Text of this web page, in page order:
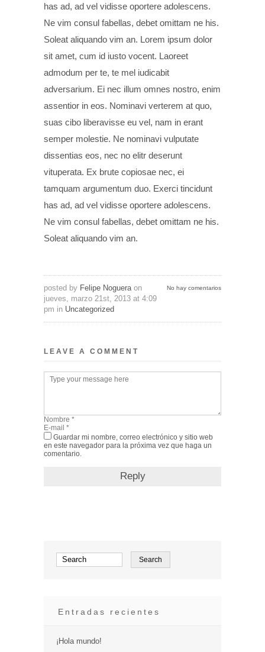
has ad, ad vel vidisse oportere adolescens.
Ne vim consul fabellas, debet omittam ne his.
Soleat aliquando vim an. Lorem ipsum dolor
sit amet, cum id iusto vocent. Laoreet
admodum per te, te mel iudicabit
adversarium. Ei nec illum omnes nostro, enim
assentior in eos. Nominavi verterem at quo,
suas cibo liberavisse eu vel, nam in erant
semper molestie. Ne nominavi vulputate
dissentias eos, nec no elitr deserunt
vituperata. Ex brute copiosae nec, ei
tamquam argumentum duo. Exerci tincidunt
has ad, ad vel vidisse oportere adolescens.
Ne vim consul fabellas, debet omittam ne his.
Soleat aliquando vim an.
No hay comentarios
posted by Felipe Noguera on
jueves, marzo 21st, 2013 at 4:09
pm in Uncategorized
LEAVE A COMMENT
Guardar mi nombre, correo electrónico y sitio web
en este navegador para la próxima vez que haga un
comentario.
Entradas recientes
¡Hola mundo!